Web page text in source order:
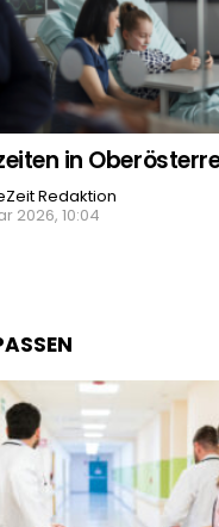
in
Redaktion
2026, 10:04